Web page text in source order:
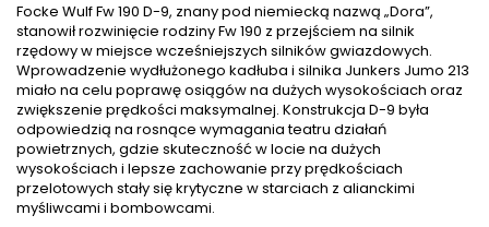
Focke Wulf Fw 190 D-9, znany pod niemiecką nazwą „Dora”,
stanowił rozwinięcie rodziny Fw 190 z przejściem na silnik
rzędowy w miejsce wcześniejszych silników gwiazdowych.
Wprowadzenie wydłużonego kadłuba i silnika Junkers Jumo 213
miało na celu poprawę osiągów na dużych wysokościach oraz
zwiększenie prędkości maksymalnej. Konstrukcja D-9 była
odpowiedzią na rosnące wymagania teatru działań
powietrznych, gdzie skuteczność w locie na dużych
wysokościach i lepsze zachowanie przy prędkościach
przelotowych stały się krytyczne w starciach z alianckimi
myśliwcami i bombowcami.